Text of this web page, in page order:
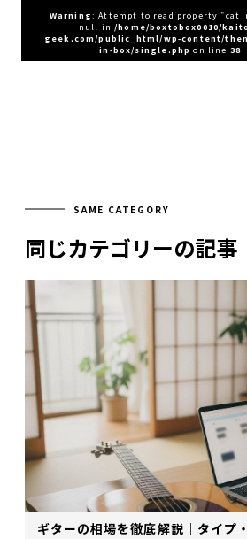
Warning: Attempt to read property
null in/home/boxtobox0010/
geek.com/public_html/wp-content/
in-box/single.php on line 38
SAME CATEGORY
同じカテゴリーの記事
ギターの相場を徹底解説｜タイプ